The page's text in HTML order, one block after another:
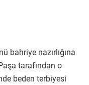
bahriye nazırlığına
tarafından o
beden terbiyesi